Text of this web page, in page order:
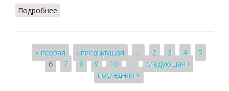
Подробнее
Страницы
« первая ‹ предыдущая … 2 3 4
5
6
7 8 9 10 …
следующая ›
последняя »